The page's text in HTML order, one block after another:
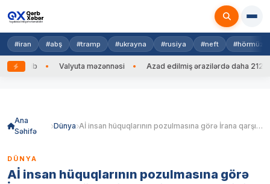
#iran #abş #tramp #ukrayna #rusiya #neft #hörmüz
edib Valyuta məzənnəsi Azad edilmiş ərazilərdə daha 212 mina,
Ana
Səhifə
Dünya Aİ insan hüquqlarının pozulmasına görə İrana qarşı növbəti sanksiyalar paketini qəbul edib
DÜNYA
Aİ insan hüquqlarının pozulmasına görə